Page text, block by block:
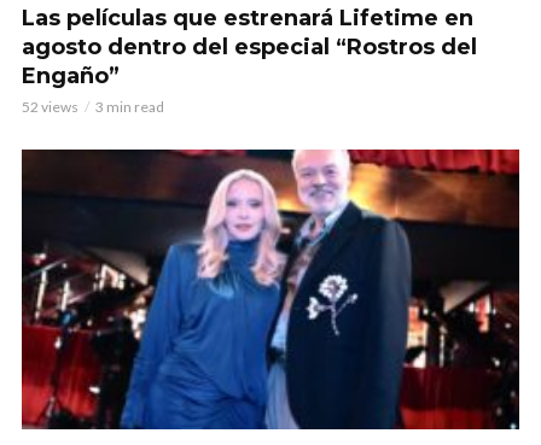
Las películas que estrenará Lifetime en
agosto dentro del especial “Rostros del
Engaño”
52 views 3 min read